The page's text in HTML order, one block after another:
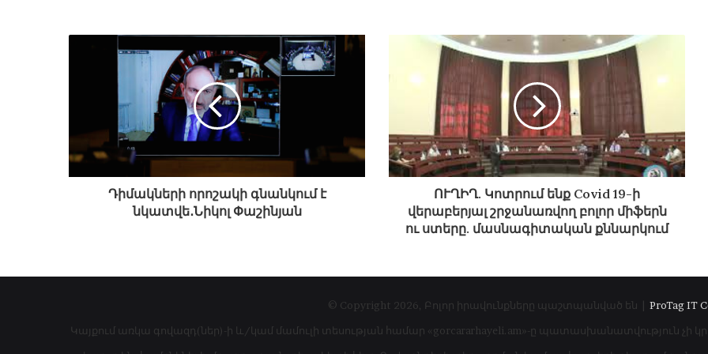
Դիմակների որոշակի գնանկում է
նկատվե․Նիկոլ Փաշինյան
ՈՒՂԻՂ. Կոտրում ենք Covid 19-ի
վերաբերյալ շրջանառվող բոլոր միֆերն
ու ստերը. մասնագիտական քննարկում
© Copyright 2026, Բոլոր իրավունքները պաշտպանված են | ProTag IT
Կայքում առկա գովազդ(ներ)-ի և/կամ մամուլի տեսության համար «gorcararhayeli.am»-ը պատասխանատվություն չի